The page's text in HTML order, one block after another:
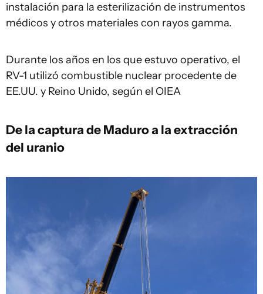
instalación para la esterilización de instrumentos
médicos y otros materiales con rayos gamma.
Durante los años en los que estuvo operativo, el
RV-1 utilizó combustible nuclear procedente de
EE.UU. y Reino Unido, según el OIEA
De la captura de Maduro a la extracción
del uranio